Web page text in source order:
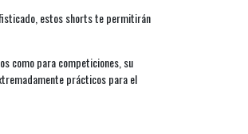
estos shorts te permitirán
como para competiciones, su
prácticos para el